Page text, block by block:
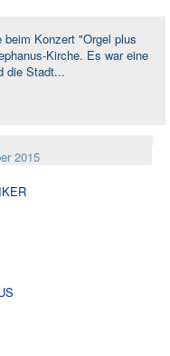
Konzert "Orgel plus
Kirche. Es war eine
die Stadt...
2015